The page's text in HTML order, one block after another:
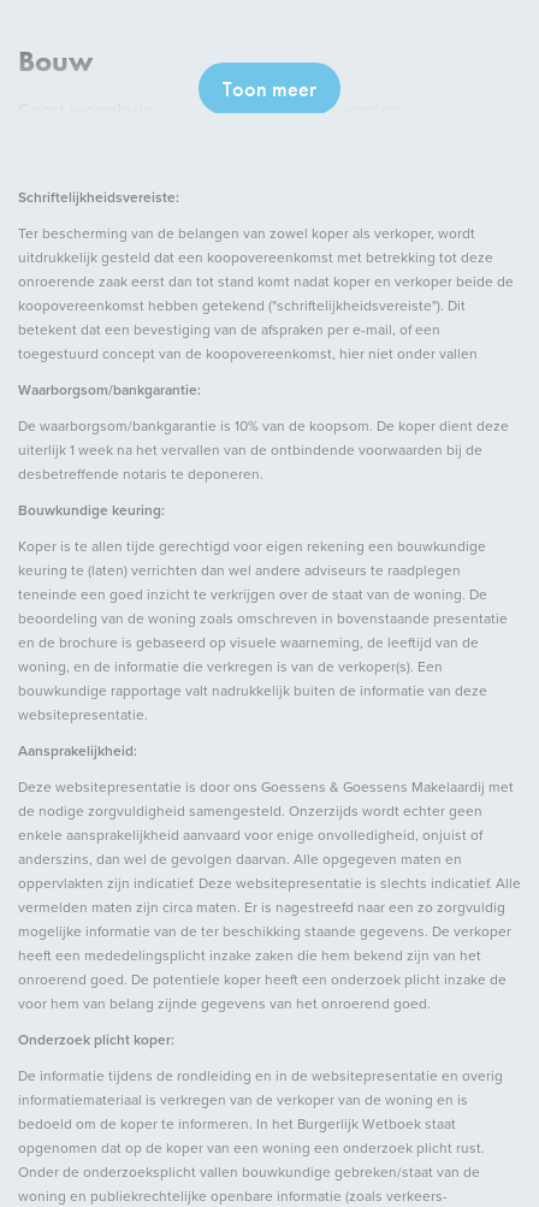
Bouw
Eengezinswoning,
Oppervlakten en inhoud
Woonoppervlakte
ca. 343m²
Inhoud
Indeling
Aantal kamers
5
Aantal slaapkamers
4
Aantal badkamers
1
Aantal verdiepingen
3
Voorzieningen
Zonnepanelen, Natuurlijke
Energie
Energielabel
C
Isolatie
Grotendeels dubbelglas
Buitenruimte
Ligging
Tuin
Tuin rondom
Toon meer
Schriftelijkheidsvereiste:
Ter bescherming van de belangen van zowel koper als verkoper, wordt
uitdrukkelijk gesteld dat een koopovereenkomst met betrekking tot deze
onroerende zaak eerst dan tot stand komt nadat koper en verkoper beide de
koopovereenkomst hebben getekend ("schriftelijkheidsvereiste"). Dit
betekent dat een bevestiging van de afspraken per e-mail, of een
toegestuurd concept van de koopovereenkomst, hier niet onder vallen
Waarborgsom/bankgarantie:
De waarborgsom/bankgarantie is 10% van de koopsom. De koper dient deze
uiterlijk 1 week na het vervallen van de ontbindende voorwaarden bij de
desbetreffende notaris te deponeren.
Bouwkundige keuring:
Koper is te allen tijde gerechtigd voor eigen rekening een bouwkundige
keuring te (laten) verrichten dan wel andere adviseurs te raadplegen
teneinde een goed inzicht te verkrijgen over de staat van de woning. De
beoordeling van de woning zoals omschreven in bovenstaande presentatie
en de brochure is gebaseerd op visuele waarneming, de leeftijd van de
woning, en de informatie die verkregen is van de verkoper(s). Een
bouwkundige rapportage valt nadrukkelijk buiten de informatie van deze
websitepresentatie.
Aansprakelijkheid:
Deze websitepresentatie is door ons Goessens & Goessens Makelaardij met
de nodige zorgvuldigheid samengesteld. Onzerzijds wordt echter geen
enkele aansprakelijkheid aanvaard voor enige onvolledigheid, onjuist of
anderszins, dan wel de gevolgen daarvan. Alle opgegeven maten en
oppervlakten zijn indicatief. Deze websitepresentatie is slechts indicatief. Alle
vermelden maten zijn circa maten. Er is nagestreefd naar een zo zorgvuldig
mogelijke informatie van de ter beschikking staande gegevens. De verkoper
heeft een mededelingsplicht inzake zaken die hem bekend zijn van het
onroerend goed. De potentiele koper heeft een onderzoek plicht inzake de
voor hem van belang zijnde gegevens van het onroerend goed.
Onderzoek plicht koper:
De informatie tijdens de rondleiding en in de websitepresentatie en overig
informatiemateriaal is verkregen van de verkoper van de woning en is
bedoeld om de koper te informeren. In het Burgerlijk Wetboek staat
opgenomen dat op de koper van een woning een onderzoek plicht rust.
Onder de onderzoeksplicht vallen bouwkundige gebreken/staat van de
woning en publiekrechtelijke openbare informatie (zoals verkeers-